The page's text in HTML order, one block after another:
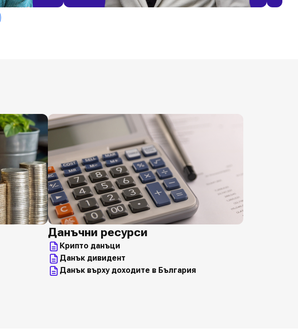
Данъчни ресурси
Крипто данъци
Данък дивидент
Данък върху доходите в България